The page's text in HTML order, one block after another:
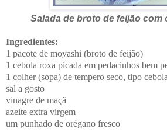
Salada de broto de feijão com
Ingredientes:
1 pacote de moyashi (broto de feijão)
1 cebola roxa picada em pedacinhos bem
1 colher (sopa) de tempero seco, tipo
sal a gosto
vinagre de maçã
azeite extra virgem
um punhado de orégano fresco